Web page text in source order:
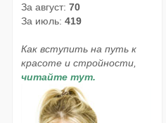
За август: 70
За июль: 419
Как вступить на путь к
красоте и стройности,
читайте тут.